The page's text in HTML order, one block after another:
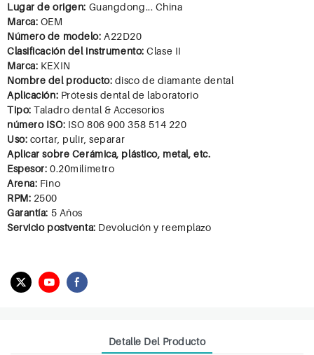
Lugar de origen: Guangdong... China
Marca: OEM
Número de modelo: A22D20
Clasificación del instrumento:Clase II
Marca: KEXIN
Nombre del producto: disco de diamante dental
Aplicación: Prótesis dental de laboratorio
Tipo:Taladro dental & Accesorios
número ISO: ISO 806 900 358 514 220
Uso: cortar, pulir, separar
Aplicar sobre Cerámica, plástico, metal, etc.
Espesor:0.20milímetro
Arena: Fino
RPM: 2500
Garantía: 5 Años
Servicio postventa: Devolución y reemplazo
Detalle Del Producto